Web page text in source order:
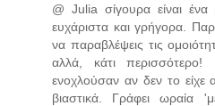
@ Julia σίγουρα είναι ένα
ευχάριστα και γρήγορα.
να παραβλέψεις τις
αλλά, κάτι
ενοχλούσαν αν δεν το είχε
βιαστικά. Γράφει ωραία